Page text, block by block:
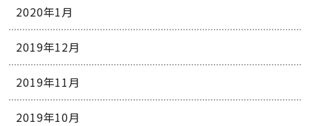
2020年1月
2019年12月
2019年11月
2019年10月